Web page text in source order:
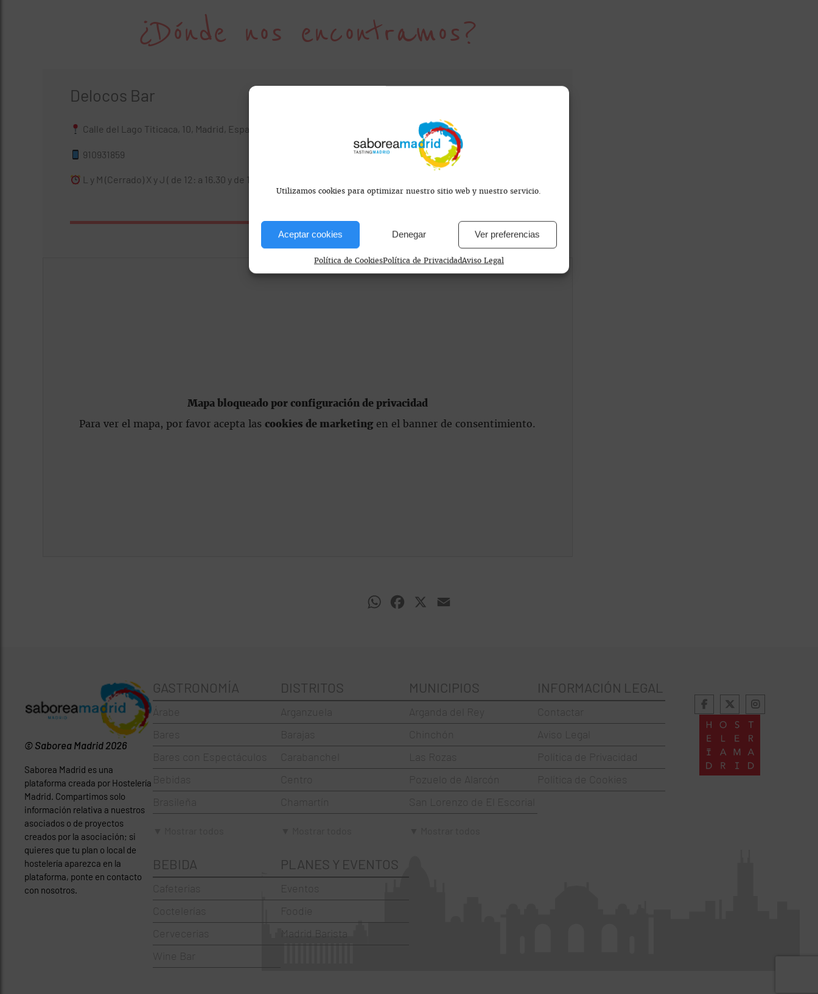
Utilizamos cookies para optimizar nuestro sitio web y nuestro servicio.
Aceptar cookies Denegar Ver preferencias
Política de CookiesPolítica de PrivacidadAviso Legal
¿Dónde nos encontramos?
Delocos Bar
Calle del Lago Titicaca, 10, Madrid, España
910931859
L y M (Cerrado) X y J ( de 12: a 16.30 y de 18.30 a 12) V y S de 12 a 01.00 D de 12 a 00.00
Mapa bloqueado por configuración de privacidad
Para ver el mapa, por favor acepta lascookies de marketing en el banner de consentimiento.
WhatsAppFacebook
© Saborea Madrid 2026
Saborea Madrid es una
plataforma creada por Hostelería
Madrid. Compartimos solo
información relativa a nuestros
asociados o de proyectos
creados por la asociación; si
quieres que tu plan o local de
hostelería aparezca en la
plataforma, ponte en contacto
con nosotros.
GASTRONOMÍA
Árabe
Bares
Bares con Espectáculos
Bebidas
Brasileña
Cervecerías
Chinos
Coctelerías
Española
Francesa
BEBIDA
Cafeterias
Coctelerías
Cervecerias
Wine Bar
DISTRITOS
Arganzuela
Barajas
Carabanchel
Centro
Chamartín
Fuencarral-El Pardo
Hortaleza
La Latina
Moncloa-Aravaca
PLANES Y EVENTOS
Eventos
Foodie
Madrid Barista
MUNICIPIOS
Arganda del Rey
Chinchón
Las Rozas
Pozuelo de Alarcón
San Lorenzo de El Escorial
INFORMACIÓN LEGAL
Contactar
Aviso Legal
Política de Privacidad
Política de Cookies